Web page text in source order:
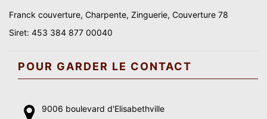
Franck couverture, Charpente, Zinguerie, Couverture 78
Siret: 453 384 877 00040
POUR GARDER LE CONTACT
9006 boulevard d'Elisabethville